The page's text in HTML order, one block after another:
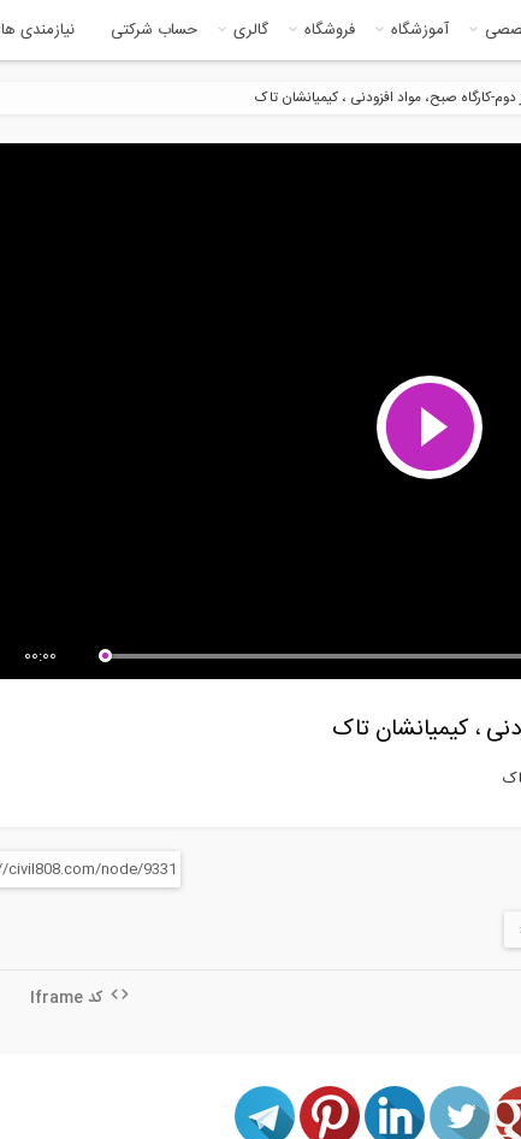
آموزشگاه فروشگاه گالری حساب شرکتی نیازمندی ها
کارگاه صبح، مواد افزودنی ، کیمیانشان تاک
00:00
، کیمیانشان تاک
کد Iframe